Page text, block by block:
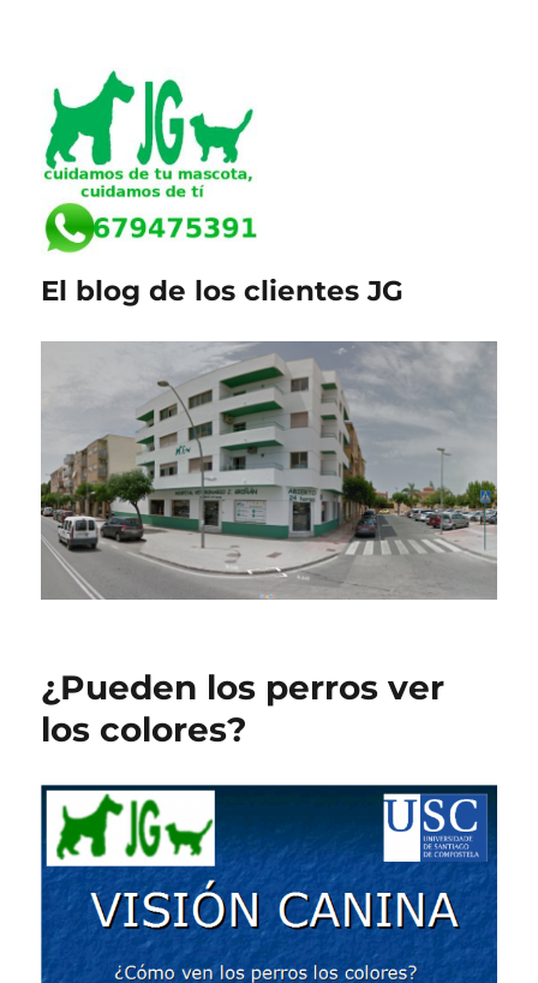
El blog de los clientes JG
¿Pueden los perros ver
los colores?